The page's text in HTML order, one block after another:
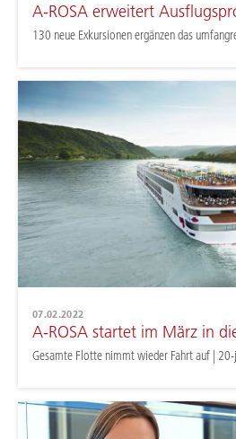
A-ROSA erweitert
130 neue Exkursionen ergänzen das
07.02.2022
A-ROSA startet im März in
Gesamte Flotte nimmt wieder Fahrt auf |